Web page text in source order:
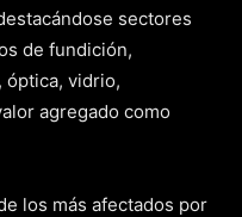
sectores
de fundición,
óptica, vidrio,
agregado como
los más afectados por